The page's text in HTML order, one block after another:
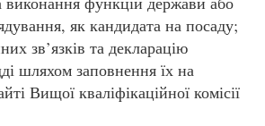
як кандидата на посаду;
зв’язків та декларацію
шляхом заповнення їх на
Вищої кваліфікаційної комісії